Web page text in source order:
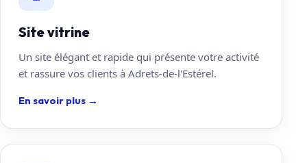
Site vitrine
Un site élégant et rapide qui présente votre activité
et rassure vos clients à Adrets-de-l'Estérel.
En savoir plus →